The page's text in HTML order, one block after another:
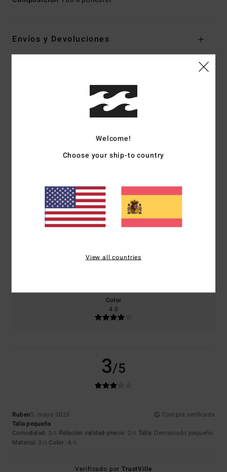
Envíos y Devoluciones
Reseñas de los clientes
Puntuación media
3.0
El 0% de nuestros clientes recomiendan este producto
Comodidad
3.0
Relación calidad-precio
2.0
Color
4.0
3/5
Ruben5. mayo 2026
Compra verificada
Talla pequeña
Comodidad: 3/5 Relación calidad-precio: 2/5 Talla: Demasiado pequeño
Material: 3 /5 Color: 4/5
Verificado porTrustVille
Welcome!
Choose your ship-to country
View all countries